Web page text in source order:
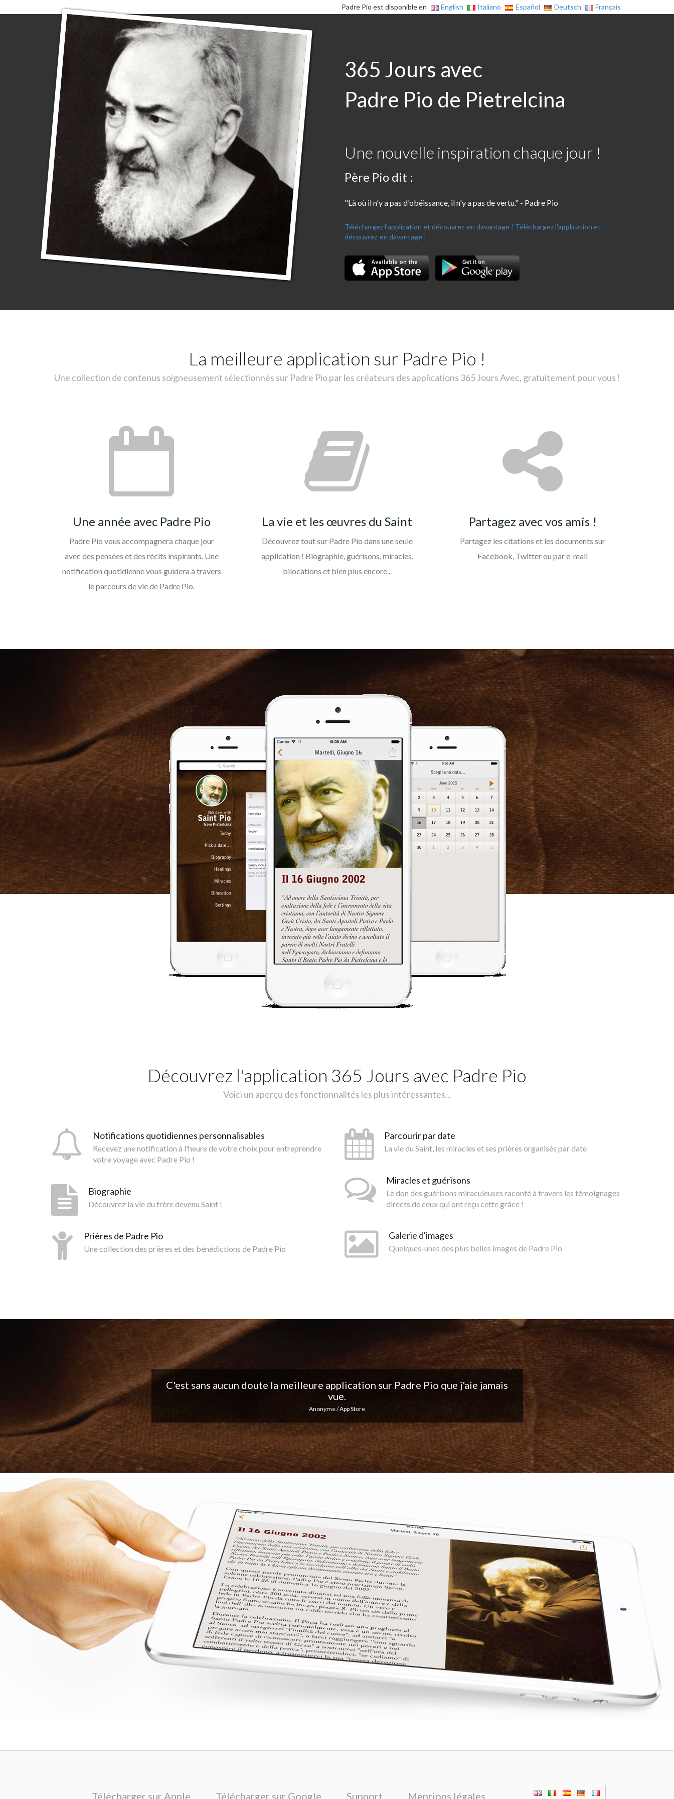
Padre Pio est disponible en English Italiano Español Deutsch Français
365 Jours avec
Padre Pio de Pietrelcina
Une nouvelle inspiration chaque jour !
Père Pio dit :
"Là où il n'y a pas d'obéissance, il n'y a pas de vertu." - Padre Pio
Téléchargez l'application et découvrez-en davantage ! Téléchargez l'application et
découvrez-en davantage !
La meilleure application sur Padre Pio !
Une collection de contenus soigneusement sélectionnés sur Padre Pio par les créateurs des applications 365 Jours Avec, gratuitement pour vous !
Une année avec Padre Pio
Padre Pio vous accompagnera chaque jour
avec des pensées et des récits inspirants. Une
notification quotidienne vous guidera à travers
le parcours de vie de Padre Pio.
La vie et les œuvres du Saint
Découvrez tout sur Padre Pio dans une seule
application ! Biographie, guérisons, miracles,
bilocations et bien plus encore...
Partagez avec vos amis !
Partagez les citations et les documents sur
Facebook, Twitter ou par e-mail
Découvrez l'application 365 Jours avec Padre Pio
Voici un aperçu des fonctionnalités les plus intéressantes...
Notifications quotidiennes personnalisables
Recevez une notification à l'heure de votre choix pour entreprendre
votre voyage avec Padre Pio !
Biographie
Découvrez la vie du frère devenu Saint !
Prières de Padre Pio
Une collection des prières et des bénédictions de Padre Pio
Parcourir par date
La vie du Saint, les miracles et ses prières organisés par date
Miracles et guérisons
Le don des guérisons miraculeuses raconté à travers les témoignages
directs de ceux qui ont reçu cette grâce !
Galerie d'images
Quelques-unes des plus belles images de Padre Pio
Belle application, j'adore les notifications quotidiennes... Continuez votre
excellent travail !
Télécharger sur Apple Télécharger sur Google Support Mentions légales |